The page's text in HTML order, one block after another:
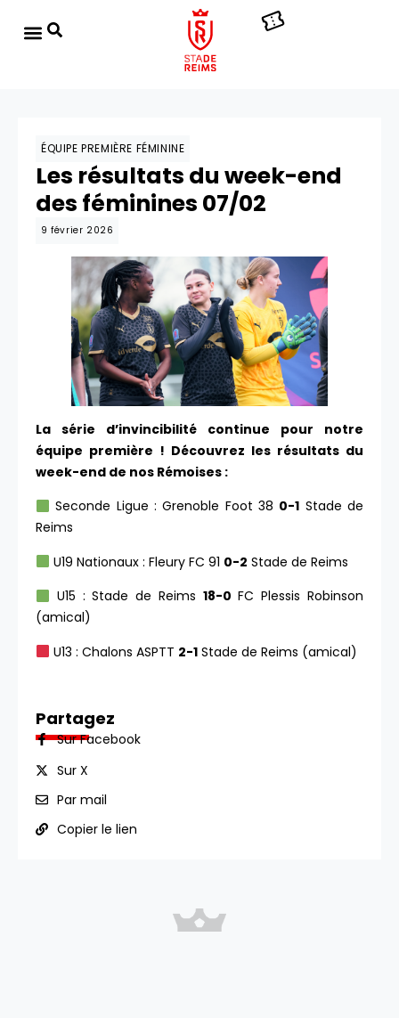
ÉQUIPE PREMIÈRE FÉMININE
Les résultats du week-end
des féminines 07/02
9 février 2026
La série d’invincibilité continue pour notre
équipe première ! Découvrez les résultats du
week-end de nos Rémoises :
Seconde Ligue : Grenoble Foot 38 0-1 Stade de
Reims
U19 Nationaux : Fleury FC 91 0-2 Stade de Reims
U15 : Stade de Reims 18-0 FC Plessis Robinson
(amical)
U13 : Chalons ASPTT 2-1Stade de Reims (amical)
Partagez
Sur Facebook
Sur X
Par mail
Copier le lien